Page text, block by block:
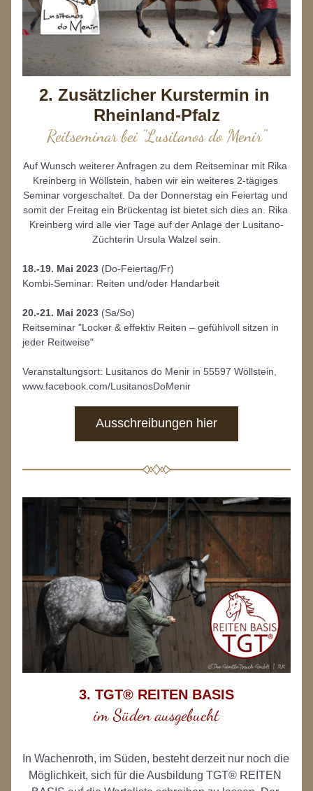
2. Zusätzlicher Kurstermin in
Rheinland-Pfalz
Reitseminar bei "Lusitanos do Menir"
Auf Wunsch weiterer Anfragen zu dem Reitseminar mit Rika
Kreinberg in Wöllstein, haben wir ein weiteres 2-tägiges
Seminar vorgeschaltet. Da der Donnerstag ein Feiertag und
somit der Freitag ein Brückentag ist bietet sich dies an. Rika
Kreinberg wird alle vier Tage auf der Anlage der Lusitano-
Züchterin Ursula Walzel sein.
18.-19. Mai 2023 (Do-Feiertag/Fr)
Kombi-Seminar: Reiten und/oder Handarbeit
20.-21. Mai 2023 (Sa/So)
Reitseminar "Locker & effektiv Reiten – gefühlvoll sitzen in
jeder Reitweise"
Veranstaltungsort: Lusitanos do Menir in 55597 Wöllstein,
www.facebook.com/LusitanosDoMenir
Ausschreibungen hier
3. TGT® REITEN BASIS
im Süden ausgebucht
In Wachenroth, im Süden, besteht derzeit nur noch die
Möglichkeit, sich für die Ausbildung TGT® REITEN